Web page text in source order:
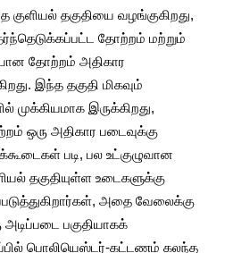
குளியல் தகுதியை வழங்குகிறது,
தோற்றம் மற்றும்
தோற்றம் அதிகார
இந்த தகுதி மிகவும்
முக்கியமாக இருக்கிறது,
ஒரு அதிகார படைவுக்கு
படி, பல உட்குழுவான
தகுதியுள்ள உடைகளுக்கு
அதை வேலைக்கு
பகுதியாகக்
பொலியெஸ்டர்-கட்டணம் கலந்த